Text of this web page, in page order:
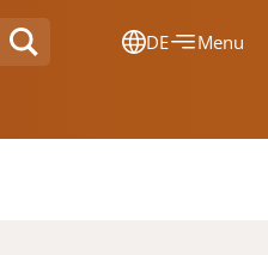
DE Menu